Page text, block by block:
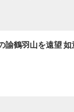
諭鶴羽山を遠望 如